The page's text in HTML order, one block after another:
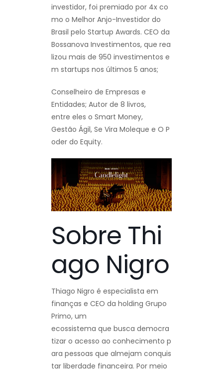
investidor, foi premiado por 4x co
mo o Melhor Anjo-Investidor do
Brasil pelo Startup Awards. CEO da
Bossanova Investimentos, que rea
lizou mais de 950 investimentos e
m startups nos últimos 5 anos;
Conselheiro de Empresas e
Entidades; Autor de 8 livros,
entre eles o Smart Money,
Gestão Ágil, Se Vira Moleque e O P
oder do Equity.
Sobre Thi
ago Nigro
Thiago Nigro é especialista em
finanças e CEO da holding Grupo
Primo, um
ecossistema que busca democra
tizar o acesso ao conhecimento p
ara pessoas que almejam conquis
tar liberdade financeira. Por meio